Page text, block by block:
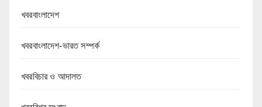
খবরবাংলাদেশ
খবরবাংলাদেশ-ভারত সম্পর্ক
খবরবিচার ও আদালত